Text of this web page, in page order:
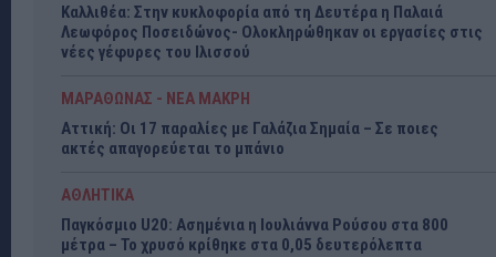
Καλλιθέα: Στην κυκλοφορία από τη Δευτέρα η Παλαιά
Λεωφόρος Ποσειδώνος- Ολοκληρώθηκαν οι εργασίες στις
νέες γέφυρες του Ιλισσού
ΜΑΡΑΘΩΝΑΣ - ΝΕΑ ΜΑΚΡΗ
Αττική: Οι 17 παραλίες με Γαλάζια Σημαία – Σε ποιες
ακτές απαγορεύεται το μπάνιο
ΑΘΛΗΤΙΚΑ
Παγκόσμιο U20: Ασημένια η Ιουλιάννα Ρούσου στα 800
μέτρα – Το χρυσό κρίθηκε στα 0,05 δευτερόλεπτα